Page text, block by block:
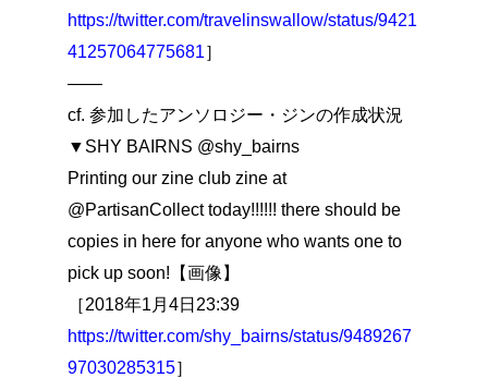
https://twitter.com/travelinswallow/status/9421
41257064775681］
――
cf. 参加したアンソロジー・ジンの作成状況
▼SHY BAIRNS @shy_bairns
Printing our zine club zine at
@PartisanCollect today!!!!!! there should be
copies in here for anyone who wants one to
pick up soon!【画像】
［2018年1月4日23:39
https://twitter.com/shy_bairns/status/9489267
97030285315］